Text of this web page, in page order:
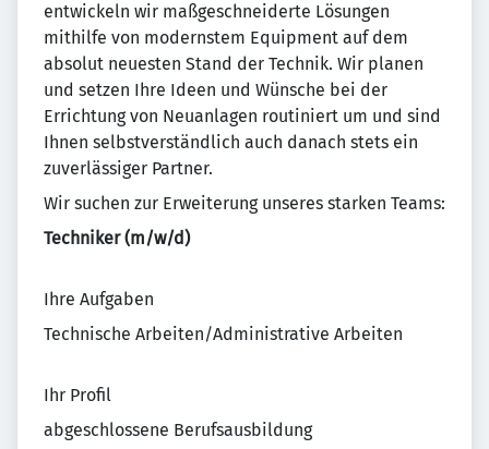
entwickeln wir maßgeschneiderte Lösungen
mithilfe von modernstem Equipment auf dem
absolut neuesten Stand der Technik. Wir planen
und setzen Ihre Ideen und Wünsche bei der
Errichtung von Neuanlagen routiniert um und sind
Ihnen selbstverständlich auch danach stets ein
zuverlässiger Partner.
Wir suchen zur Erweiterung unseres starken Teams:
Techniker (m/w/d)
Ihre Aufgaben
Technische Arbeiten/Administrative Arbeiten
Ihr Profil
abgeschlossene Berufsausbildung